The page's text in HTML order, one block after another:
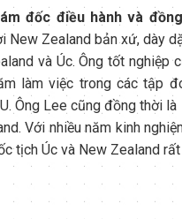
đốc điều hành và
Zealand bản xứ, dày
và Úc. Ông tốt
làm việc trong các tập
Ông Lee cũng đồng thời
Với nhiều năm kinh
tịch Úc và New Zealand